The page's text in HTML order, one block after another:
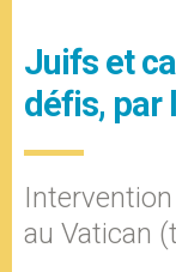
Juifs et
défis, par
au Vatican